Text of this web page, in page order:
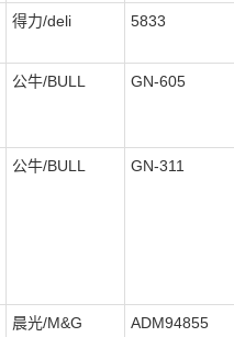
得力/deli 5833
公牛/BULL GN-605
公牛/BULL GN-311
晨光/M&G ADM94855